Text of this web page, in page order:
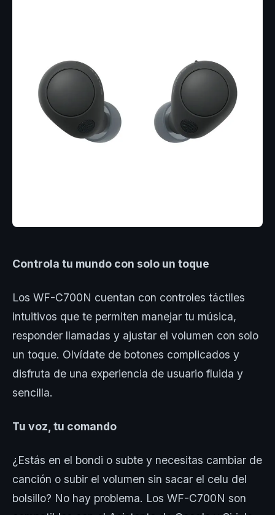
Controla tu mundo con solo un toque
Los WF-C700N cuentan con controles táctiles
intuitivos que te permiten manejar tu música,
responder llamadas y ajustar el volumen con solo
un toque. Olvídate de botones complicados y
disfruta de una experiencia de usuario fluida y
sencilla.
Tu voz, tu comando
¿Estás en el bondi o subte y necesitas cambiar de
canción o subir el volumen sin sacar el celu del
bolsillo? No hay problema. Los WF-C700N son